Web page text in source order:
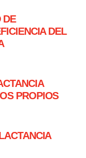
DE
DEL
PROPIOS